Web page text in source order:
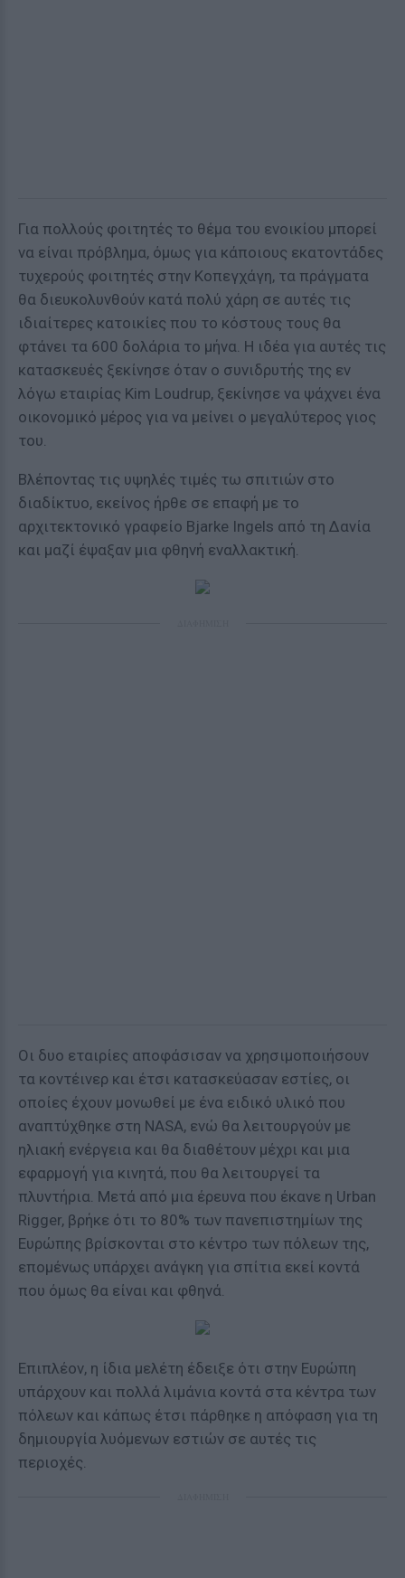
Για πολλούς φοιτητές το θέμα του ενοικίου μπορεί
να είναι πρόβλημα, όμως για κάποιους εκατοντάδες
τυχερούς φοιτητές στην Κοπεγχάγη, τα πράγματα
θα διευκολυνθούν κατά πολύ χάρη σε αυτές τις
ιδιαίτερες κατοικίες που το κόστους τους θα
φτάνει τα 600 δολάρια το μήνα. Η ιδέα για αυτές τις
κατασκευές ξεκίνησε όταν ο συνιδρυτής της εν
λόγω εταιρίας Kim Loudrup, ξεκίνησε να ψάχνει ένα
οικονομικό μέρος για να μείνει ο μεγαλύτερος γιος
του.
Βλέποντας τις υψηλές τιμές τω σπιτιών στο
διαδίκτυο, εκείνος ήρθε σε επαφή με το
αρχιτεκτονικό γραφείο Bjarke Ingels από τη Δανία
και μαζί έψαξαν μια φθηνή εναλλακτική.
Οι δυο εταιρίες αποφάσισαν να χρησιμοποιήσουν
τα κοντέινερ και έτσι κατασκεύασαν εστίες, οι
οποίες έχουν μονωθεί με ένα ειδικό υλικό που
αναπτύχθηκε στη NASA, ενώ θα λειτουργούν με
ηλιακή ενέργεια και θα διαθέτουν μέχρι και μια
εφαρμογή για κινητά, που θα λειτουργεί τα
πλυντήρια. Μετά από μια έρευνα που έκανε η Urban
Rigger, βρήκε ότι το 80% των πανεπιστημίων της
Ευρώπης βρίσκονται στο κέντρο των πόλεων της,
επομένως υπάρχει ανάγκη για σπίτια εκεί κοντά
που όμως θα είναι και φθηνά.
Επιπλέον, η ίδια μελέτη έδειξε ότι στην Ευρώπη
υπάρχουν και πολλά λιμάνια κοντά στα κέντρα των
πόλεων και κάπως έτσι πάρθηκε η απόφαση για τη
δημιουργία λυόμενων εστιών σε αυτές τις
περιοχές.